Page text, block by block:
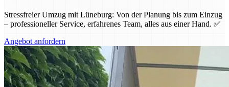
Stressfreier Umzug mit Lüneburg: Von der Planung bis zum Einzug
– professioneller Service, erfahrenes Team, alles aus einer Hand. ✅
Angebot anfordern